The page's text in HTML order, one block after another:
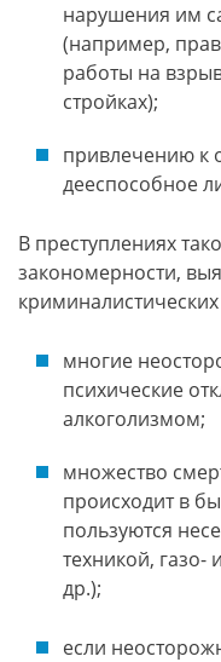
нарушения им
(например,
работы на
стройках);
привлечению к
дееспособное
В преступлениях
закономерности,
многие
психические
алкоголизмом;
множество
происходит в
пользуются
техникой, газо-
др.);
если